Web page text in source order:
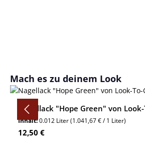
Produktgalerie überspringen
Mach es zu deinem Look
Nagellack "Hope Green" von
Inhalt:0.012 Liter(1.041,67 € / 1 Liter)
Regulärer Preis:
12,50 €